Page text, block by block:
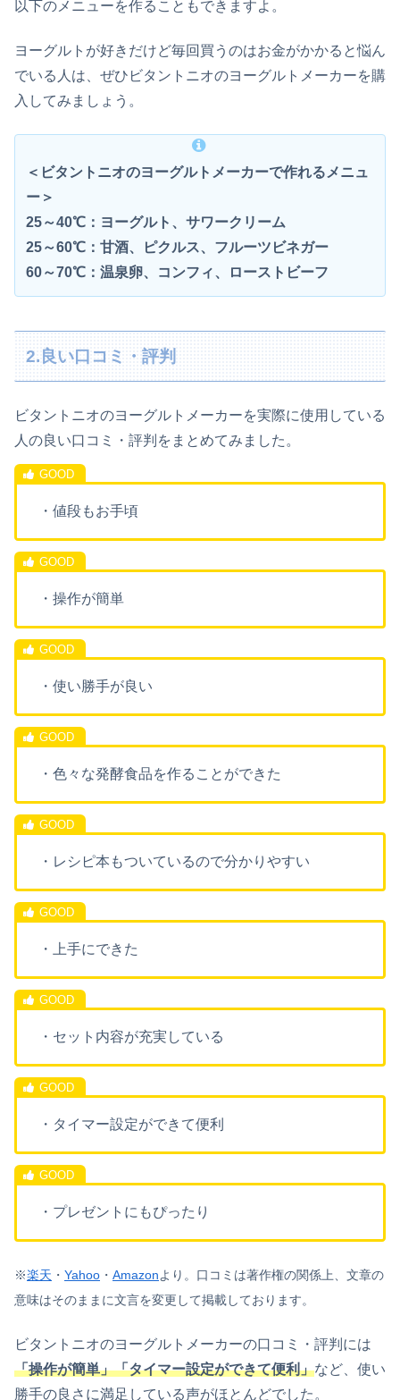
以下のメニューを作ることもできますよ。
ヨーグルトが好きだけど毎回買うのはお金がかかると悩ん
でいる人は、ぜひビタントニオのヨーグルトメーカーを購
入してみましょう。
＜ビタントニオのヨーグルトメーカーで作れるメニュ
ー＞
25～40℃：ヨーグルト、サワークリーム
25～60℃：甘酒、ピクルス、フルーツビネガー
60～70℃：温泉卵、コンフィ、ローストビーフ
2.良い口コミ・評判
ビタントニオのヨーグルトメーカーを実際に使用している
人の良い口コミ・評判をまとめてみました。
・値段もお手頃
・操作が簡単
・使い勝手が良い
・色々な発酵食品を作ることができた
・レシピ本もついているので分かりやすい
・上手にできた
・セット内容が充実している
・タイマー設定ができて便利
・プレゼントにもぴったり
※楽天 ・ Yahoo ・ Amazonより。 口コミは著作権の関係上、文章の
意味はそのままに文言を変更して掲載しております。
ビタントニオのヨーグルトメーカーの口コミ・評判には
「操作が簡単」「タイマー設定ができて便利」など、使い
勝手の良さに満足している声がほとんどでした。